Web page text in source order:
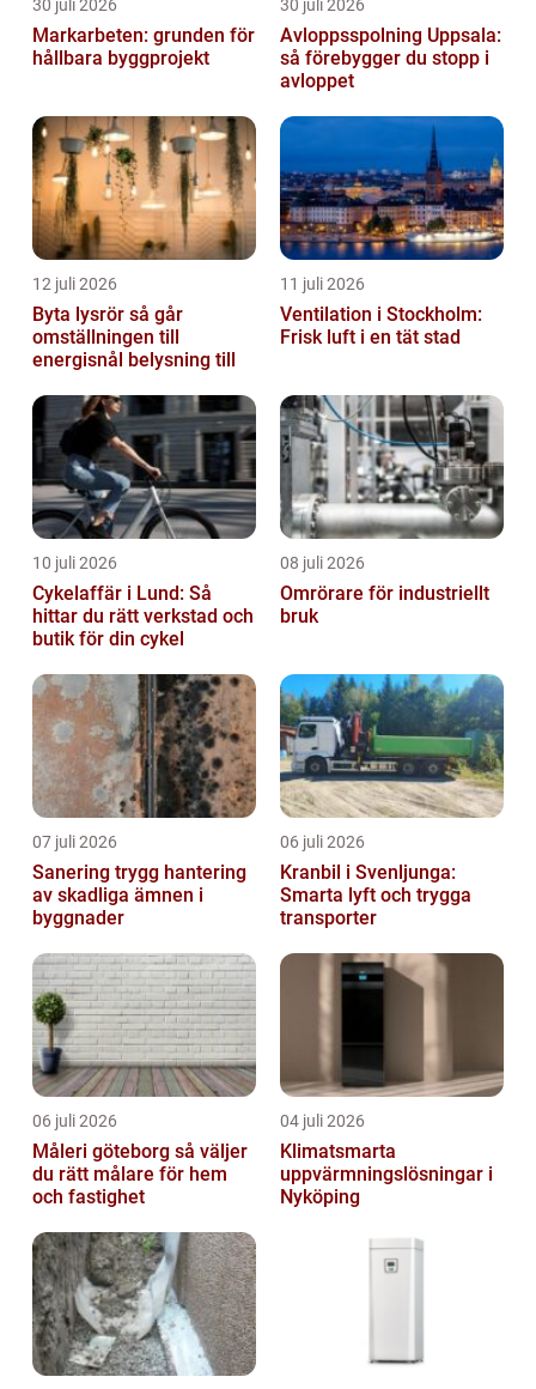
30 juli 2026
Markarbeten: grunden för
hållbara byggprojekt
30 juli 2026
Avloppsspolning Uppsala:
så förebygger du stopp i
avloppet
12 juli 2026
Byta lysrör så går
omställningen till
energisnål belysning till
11 juli 2026
Ventilation i Stockholm:
Frisk luft i en tät stad
10 juli 2026
Cykelaffär i Lund: Så
hittar du rätt verkstad och
butik för din cykel
08 juli 2026
Omrörare för industriellt
bruk
07 juli 2026
Sanering trygg hantering
av skadliga ämnen i
byggnader
06 juli 2026
Kranbil i Svenljunga:
Smarta lyft och trygga
transporter
06 juli 2026
Måleri göteborg så väljer
du rätt målare för hem
och fastighet
04 juli 2026
Klimatsmarta
uppvärmningslösningar i
Nyköping